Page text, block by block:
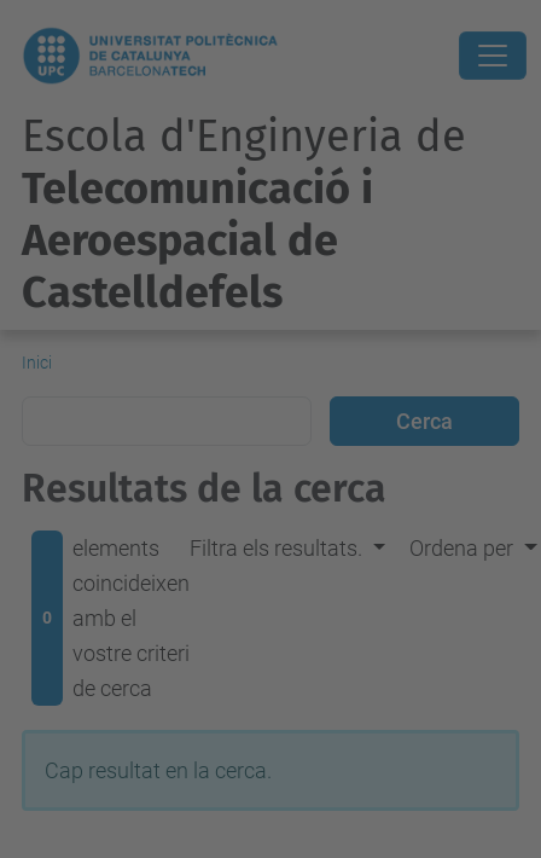
Escola d'Enginyeria de
Telecomunicació i
Aeroespacial de
Castelldefels
Inici
Resultats de la cerca
0
elements
coincideixen
amb el
vostre criteri
de cerca
Filtra els resultats. Ordena per
Cap resultat en la cerca.